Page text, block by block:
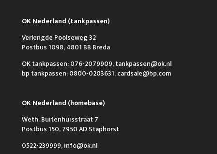
OK Nederland (tankpassen)
Verlengde Poolseweg 32
Postbus 1098, 4801 BB Breda
OK tankpassen: 076-2079909, tankpassen@ok.nl
bp tankpassen: 0800-0203631, cardsale@bp.com
OK Nederland (homebase)
Weth. Buitenhuisstraat 7
Postbus 150, 7950 AD Staphorst
0522-239999, info@ok.nl